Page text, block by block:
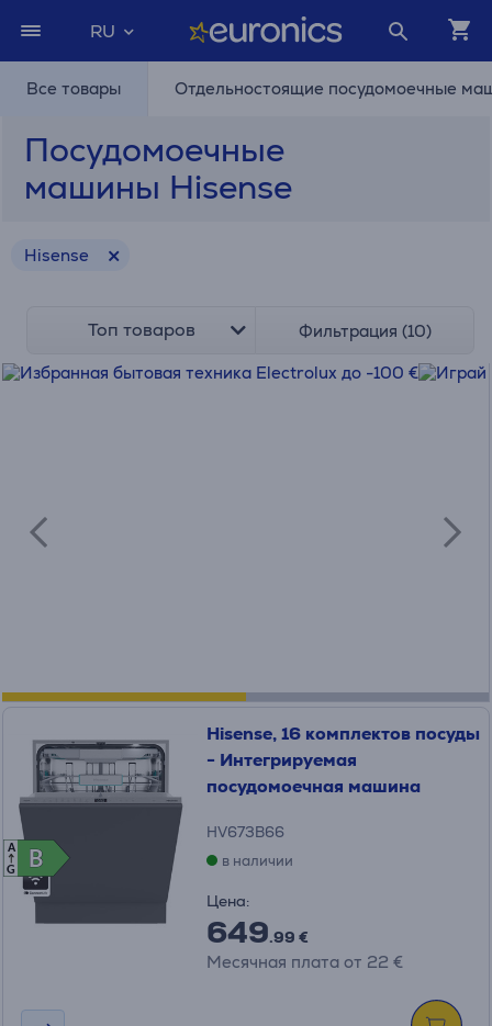
RU
Все товары Отдельностоящие посудомоечные
Посудомоечные
машины Hisense
Hisense
Топ товаров Фильтрация (10)
B
B
A
G
Hisense, 16 комплектов посуды
- Интегрируемая
посудомоечная машина
HV673B66
в наличии
Цена:
649.99 €
Месячная плата от 22 €